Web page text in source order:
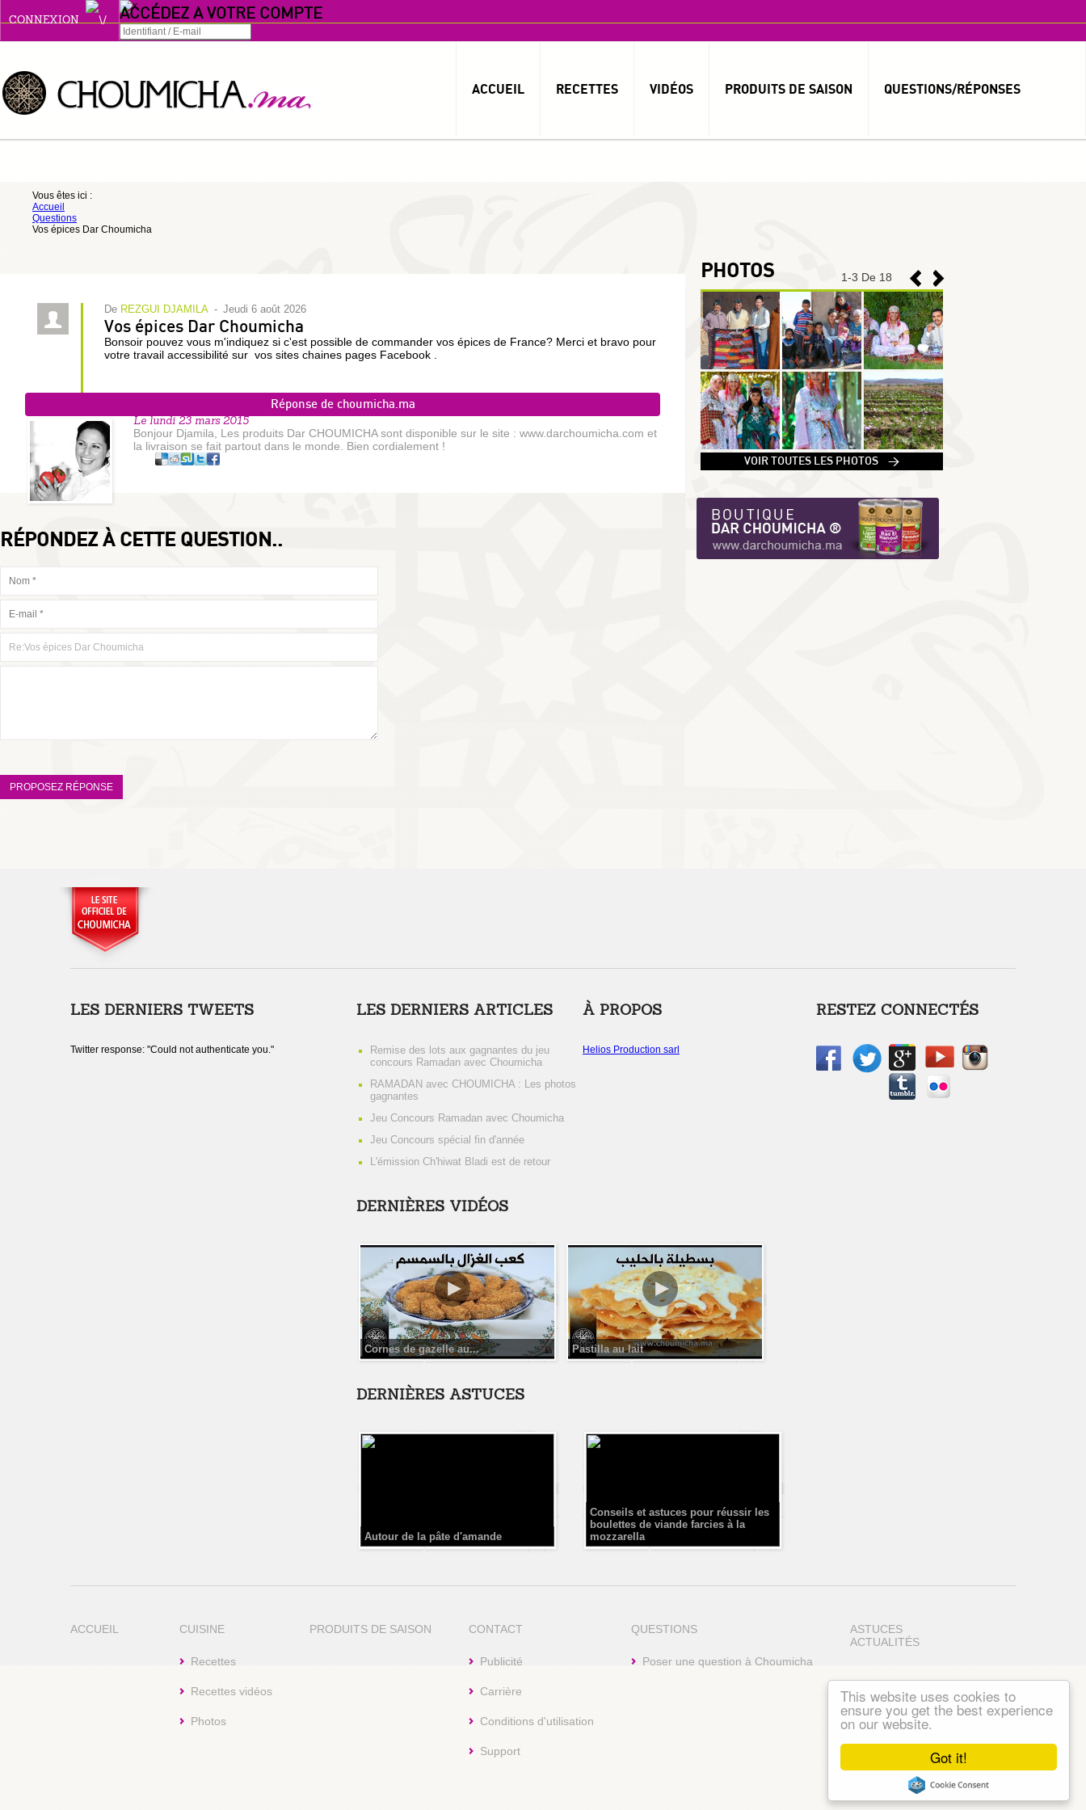
Got it!
This website uses cookies to
ensure you get the best experience
on our website.
CONNEXION ACCÉDEZ A VOTRE COMPTE
Se souvenir de moi
MOT DE PASSE OUBLIÉ ?
S'INSCRIRE
ACCUEIL RECETTES VIDÉOS PRODUITS DE SAISON QUESTIONS/RÉPONSES
Vous êtes ici :
Accueil
Questions
Vos épices Dar Choumicha
De REZGUI DJAMILA - jeudi 6 août 2026
Vos épices Dar Choumicha
Bonsoir pouvez vous m'indiquez si c'est possible de commander vos épices de France? Merci et bravo pour
votre travail accessibilité sur vos sites chaines pages Facebook .
Réponse de choumicha.ma
Le lundi 23 mars 2015
Bonjour Djamila, Les produits Dar CHOUMICHA sont disponible sur le site : www.darchoumicha.com et
la livraison se fait partout dans le monde. Bien cordialement !
RÉPONDEZ À CETTE QUESTION..
1-3 De 18
PHOTOS
1 VOIR TOUTES LES PHOTOS >
LES DERNIERS TWEETS
Twitter response: "Could not authenticate you."
LES DERNIERS ARTICLES
Remise des lots aux gagnantes du jeu
concours Ramadan avec Choumicha
RAMADAN avec CHOUMICHA : Les photos
gagnantes
Jeu Concours Ramadan avec Choumicha
Jeu Concours spécial fin d'année
L'émission Ch'hiwat Bladi est de retour
À PROPOS
Helios Production sarl
DERNIÈRES VIDÉOS
Cornes de gazelle au... Pastilla au lait
DERNIÈRES ASTUCES
Autour de la pâte d'amande
Conseils et astuces pour réussir les
boulettes de viande farcies à la
mozzarella
RESTEZ CONNECTÉS
ACCUEIL CUISINE
Recettes
Recettes vidéos
Photos
PRODUITS DE SAISON CONTACT
Publicité
Carrière
Conditions d'utilisation
Support
QUESTIONS
Poser une question à Choumicha
ASTUCES
ACTUALITÉS